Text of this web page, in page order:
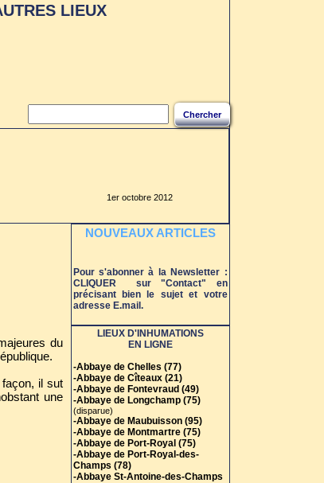
du
façon, il sut
une
1er octobre 2012
LIEUX
Chercher
NOUVEAUX ARTICLES
Pour s'abonner à la Newsletter :
CLIQUER sur "Contact" en
précisant bien le sujet et votre
adresse E.mail.
LIEUX D'INHUMATIONS
EN LIGNE
-Abbaye de Chelles (77)
-Abbaye de Cîteaux (21)
-Abbaye de Fontevraud (49)
-Abbaye de Longchamp (75)
(disparue)
-Abbaye de Maubuisson (95)
-Abbaye de Montmartre (75)
-Abbaye de Port-Royal (75)
-Abbaye de Port-Royal-des-
Champs (78)
-Abbaye St-Antoine-des-Champs